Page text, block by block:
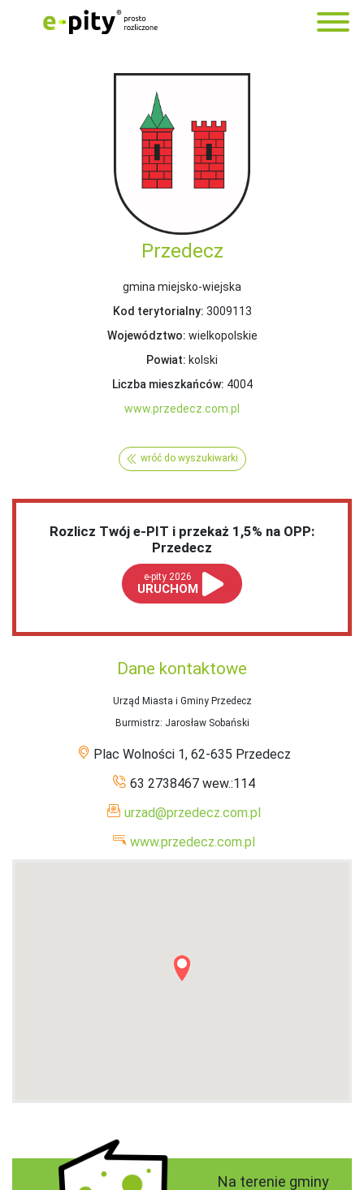
Przedecz
gmina miejsko-wiejska
Kod terytorialny: 3009113
Województwo: wielkopolskie
Powiat: kolski
Liczba mieszkańców: 4004
www.przedecz.com.pl
wróć do wyszukiwarki
Rozlicz Twój e-PIT i przekaż 1,5% na OPP:
Przedecz
e-pity 2026
URUCHOM
Dane kontaktowe
Urząd Miasta i Gminy Przedecz
Burmistrz: Jarosław Sobański
Plac Wolności 1, 62-635 Przedecz
63 2738467 wew.:114
urzad@przedecz.com.pl
www.przedecz.com.pl
Na terenie gminy